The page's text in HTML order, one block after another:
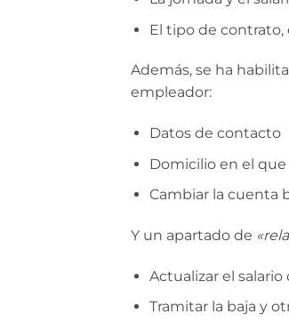
El tipo de contrato,
Además, se ha
empleador:
Datos de contacto
Domicilio en el
Cambiar la cuenta
Y un apartado de
Actualizar el salario
Tramitar la baja y